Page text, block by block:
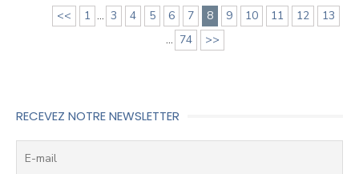
<< 1 ... 3 4 5 6 7 8 9 10 11 12
13
... 74 >>
RECEVEZ NOTRE NEWSLETTER